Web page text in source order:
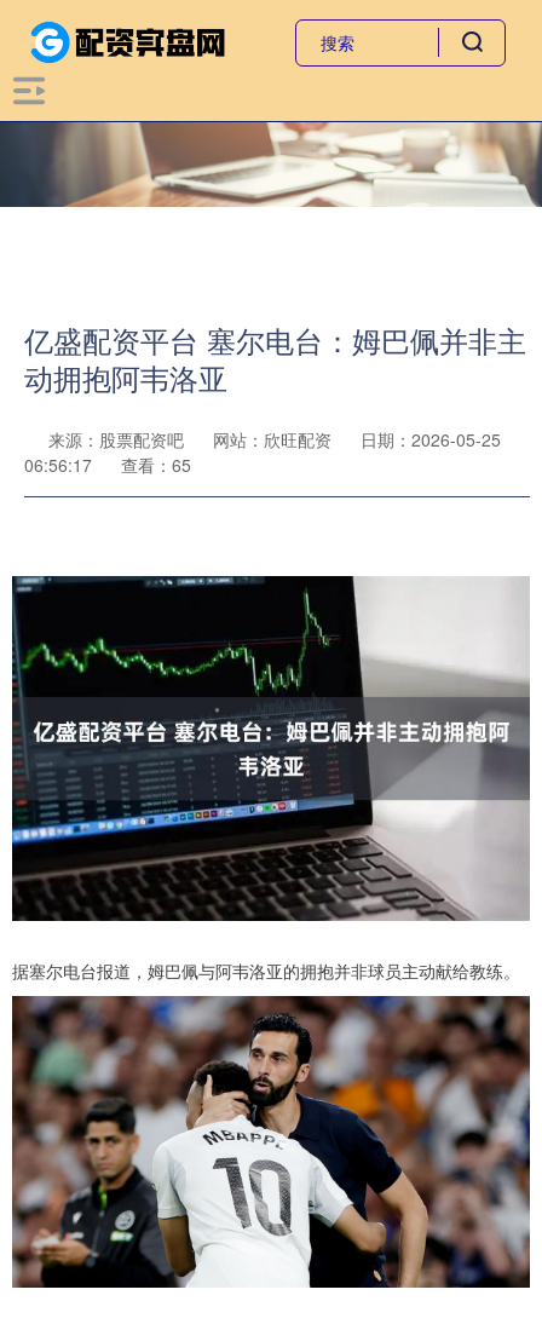
亿盛配资平台 塞尔电台：姆巴佩并非主
动拥抱阿韦洛亚
来源：股票配资吧 网站：欣旺配资
日期：2026-05-25
06:56:17
查看：65
据塞尔电台报道，姆巴佩与阿韦洛亚的拥抱并非球员主动献给教练。